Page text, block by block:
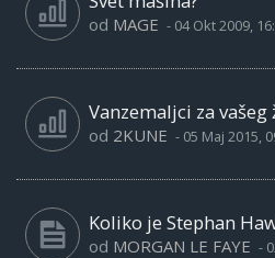
od MAGE - 04 Okt 2009,
Vanzemaljci za vašeg
od 2KUNE - 05 Maj 2015,
Koliko je Stephan
od MORGAN LE FAYE -